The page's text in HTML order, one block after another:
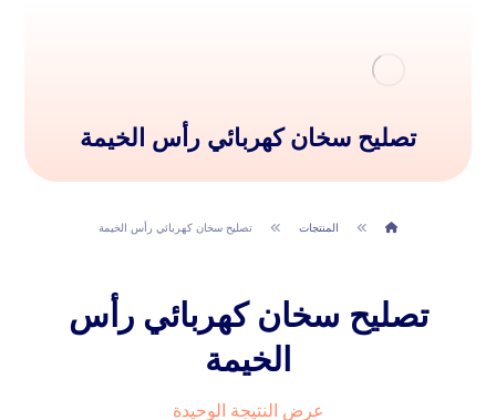
تصليح سخان كهربائي رأس الخيمة
المنتجات تصليح سخان كهربائي رأس الخيمة
تصليح سخان كهربائي رأس
الخيمة
عرض النتيجة الوحيدة